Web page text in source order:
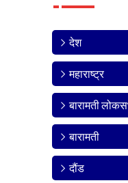
देश
महाराष्ट्र
बारामती
बारामती
दौंड